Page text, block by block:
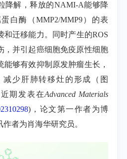
降解，释放的NAMI-A能够降
白酶（MMP2/MMP9）的表
和迁移能力。同时产生的ROS
，并引起癌细胞免疫原性细胞
够有效抑制原发肿瘤生长，
少肝肺转移灶的形成（图
期发表在Advanced Materials
)，论文第一作者为博
者为肖海华研究员。